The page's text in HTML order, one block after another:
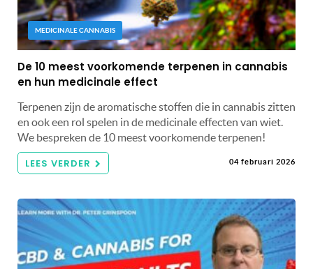
MEDICINALE CANNABIS
De 10 meest voorkomende terpenen in cannabis
en hun medicinale effect
Terpenen zijn de aromatische stoffen die in cannabis zitten
en ook een rol spelen in de medicinale effecten van wiet.
We bespreken de 10 meest voorkomende terpenen!
LEES VERDER 04 februari 2026